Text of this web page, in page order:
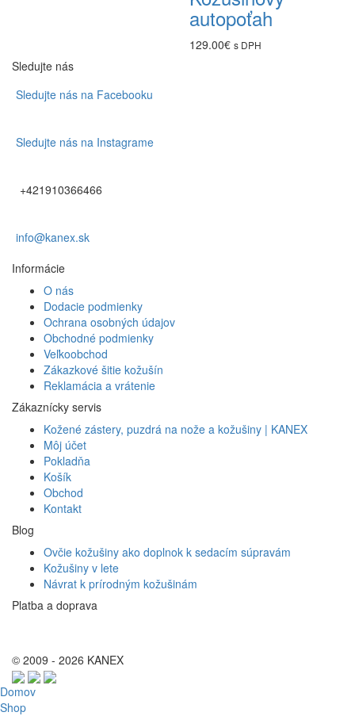
autopoťah
129.00€ s DPH
Sledujte nás
Sledujte nás na Facebooku
Sledujte nás na Instagrame
+421910366466
info@kanex.sk
Informácie
O nás
Dodacie podmienky
Ochrana osobných údajov
Obchodné podmienky
Veľkoobchod
Zákazkové šitie kožušín
Reklamácia a vrátenie
Zákaznícky servis
Kožené zástery, puzdrá na nože a kožušiny | KANEX
Môj účet
Pokladňa
Košík
Obchod
Kontakt
Blog
Ovčie kožušiny ako doplnok k sedacím súpravám
Kožušiny v lete
Návrat k prírodným kožušinám
Platba a doprava
© 2009 - 2026 KANEX
Domov
Shop